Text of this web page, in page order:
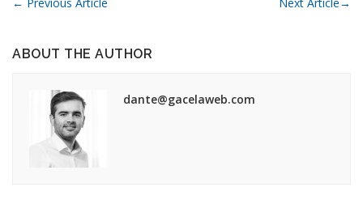
ABOUT THE AUTHOR
dante@gacelaweb.com